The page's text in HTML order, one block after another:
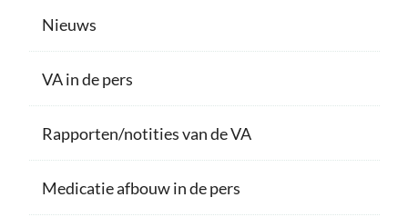
Nieuws
VA in de pers
Rapporten/notities van de VA
Medicatie afbouw in de pers